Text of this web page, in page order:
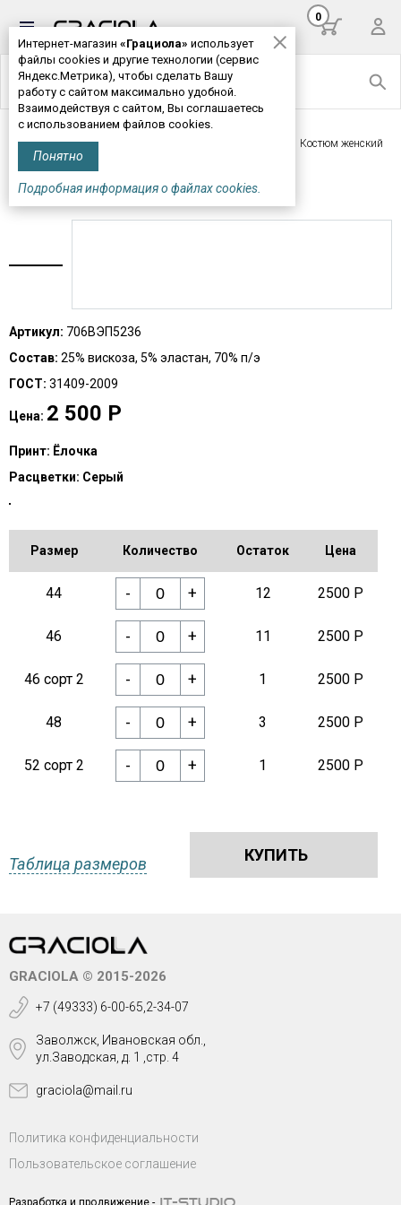
Интернет-магазин «Грациола» использует
файлы cookies и другие технологии (сервис
Яндекс.Метрика), чтобы сделать Вашу
работу с сайтом максимально удобной.
Взаимодействуя с сайтом, Вы соглашаетесь
с использованием файлов cookies.
Понятно
Подробная информация о файлах cookies.
0
Главная>Женская одежда
> Костюм женский
М706*
КОСТЮМ ЖЕНСКИЙ М706*
Артикул: 706ВЭП5236
Состав: 25% вискоза, 5% эластан, 70% п/э
ГОСТ: 31409-2009
Цена: 2 500 Р
Принт: Ёлочка
Расцветки: Серый
Размер Количество Остаток Цена
44 +
- 12 2500 Р
46 +
- 11 2500 Р
46 сорт 2 +
- 1 2500 Р
48 +
- 3 2500 Р
52 сорт 2 +
- 1 2500 Р
Таблица размеров КУПИТЬ
GRACIOLA © 2015-2026
+7 (49333) 6-00-65,2-34-07
Заволжск, Ивановская обл.,
ул.Заводская, д. 1 ,стр. 4
graciola@mail.ru
Политика конфиденциальности
Пользовательское соглашение
Разработка и продвижение -